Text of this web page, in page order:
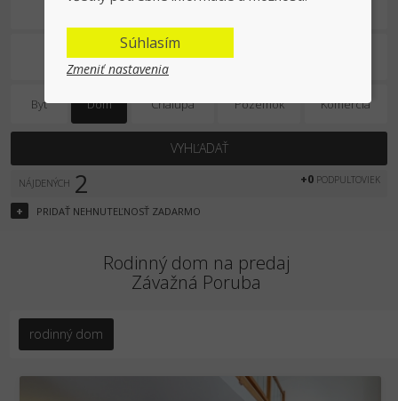
Na predaj
Byt Dom Chalupa Pozemok Komercia
VYHĽADAŤ
NÁJDENÝCH 2 +0 PODPULTOVIEK
+ PRIDAŤ NEHNUTEĽNOSŤ ZADARMO
Rodinný dom na predaj
Závažná Poruba
rodinný dom
Súhlasím
Zmeniť nastavenia